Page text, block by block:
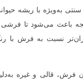
سنتی به‌ویژه با ریشه
باعث می‌شود تا
نسبت به فرش‌ با
فرش، قالی و غیره